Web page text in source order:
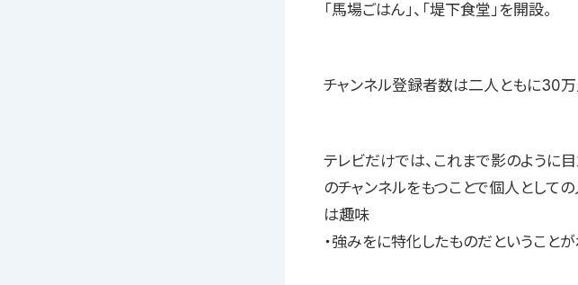
「馬場ごはん」、「堤下食堂」を開設。
チャンネル登録者数は二人ともに30万
テレビだけでは、これまで影のように
のチャンネルをもつことで個人として
は趣味
・強みをに特化したものだということが